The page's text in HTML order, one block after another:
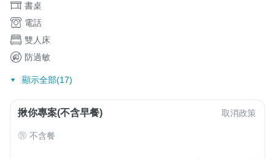
書桌
電話
雙人床
防過敏
顯示全部(17)
揪你專案(不含早餐) 取消政策
不含餐